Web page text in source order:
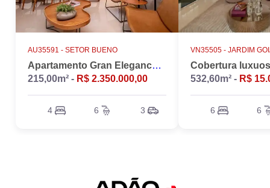
AU35591 - SETOR BUENO
Apartamento Gran Elegance - 4 suites + Home Office
215,00m² - R$ 2.350.000,00
4 6 3
VN35505 - JARDIM
532,60m² - R$
6 6